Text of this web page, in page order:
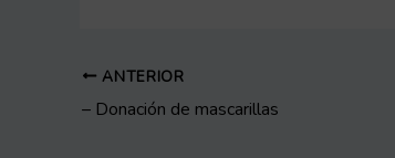
ANTERIOR
– Donación de mascarillas